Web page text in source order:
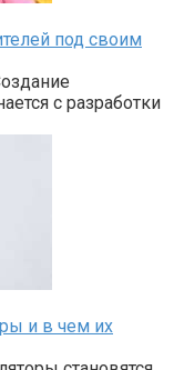
под своим
с разработки
и в чем их